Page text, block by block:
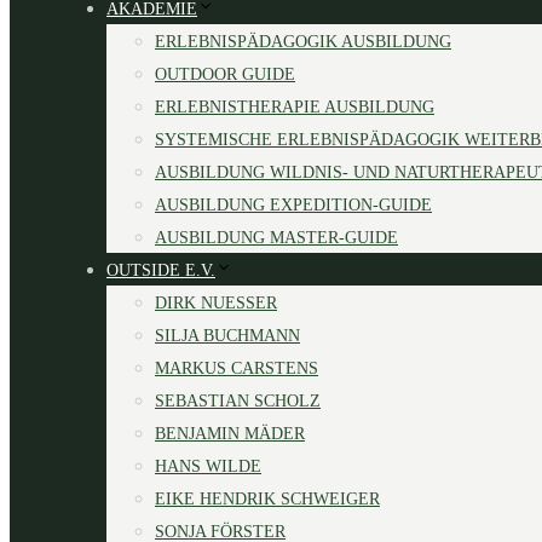
AKADEMIE
ERLEBNISPÄDAGOGIK AUSBILDUNG
OUTDOOR GUIDE
ERLEBNISTHERAPIE AUSBILDUNG
SYSTEMISCHE ERLEBNISPÄDAGOGIK
AUSBILDUNG WILDNIS- UND
AUSBILDUNG EXPEDITION-GUIDE
AUSBILDUNG MASTER-GUIDE
OUTSIDE E.V.
DIRK NUESSER
SILJA BUCHMANN
MARKUS CARSTENS
SEBASTIAN SCHOLZ
BENJAMIN MÄDER
HANS WILDE
EIKE HENDRIK SCHWEIGER
SONJA FÖRSTER